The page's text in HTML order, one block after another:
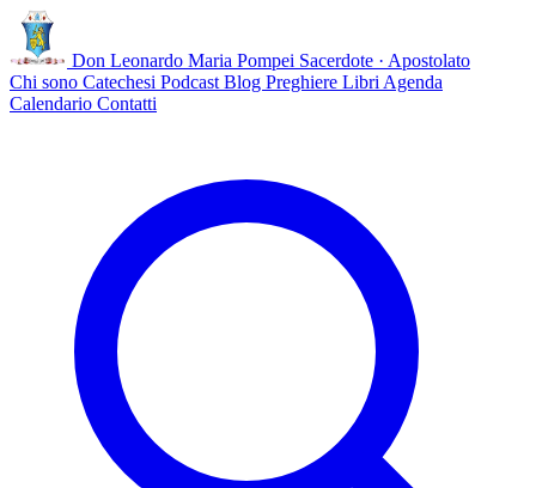
Don Leonardo Maria Pompei Sacerdote · Apostolato
Chi sono Catechesi Podcast Blog Preghiere Libri Agenda
Calendario Contatti